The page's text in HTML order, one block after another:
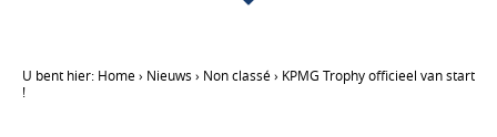
U bent hier: Home› Nieuws › Non classé› KPMG Trophy officieel van start
!